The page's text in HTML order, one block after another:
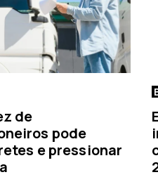
de
pode
e pressionar